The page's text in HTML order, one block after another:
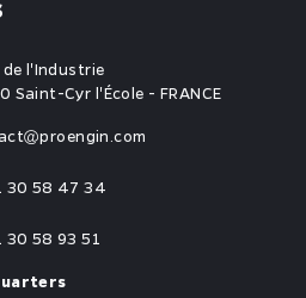
de l'Industrie
Saint-Cyr l'École - FRANCE
proengin.com
30 58 47 34
30 58 93 51